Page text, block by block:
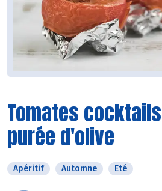
Tomates
purée d'olive
Apéritif Automne Eté